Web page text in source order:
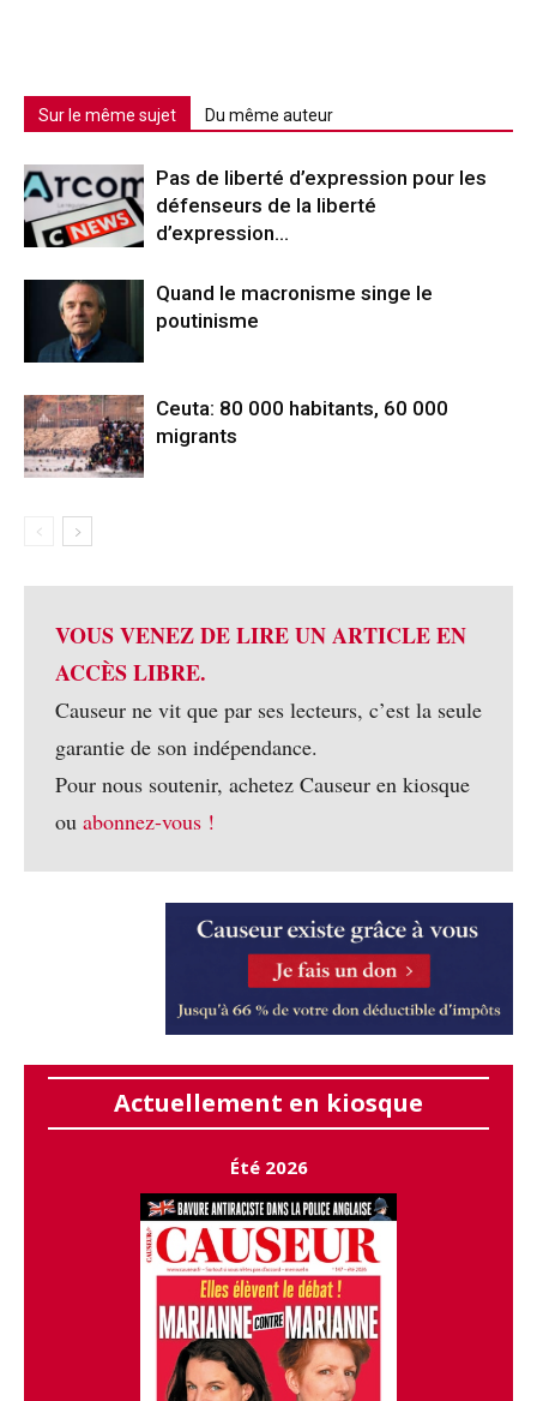
Sur le même sujet Du même auteur
Pas de liberté d’expression pour les
défenseurs de la liberté
d’expression…
Quand le macronisme singe le
poutinisme
Ceuta: 80 000 habitants, 60 000
migrants
VOUS VENEZ DE LIRE UN ARTICLE EN
ACCÈS LIBRE.
Causeur ne vit que par ses lecteurs, c’est la seule
garantie de son indépendance.
Pour nous soutenir, achetez Causeur en kiosque
ou abonnez-vous !
Actuellement en kiosque
Été 2026